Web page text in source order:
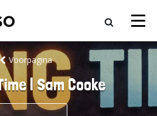
Voorpagina
| Sam Cooke